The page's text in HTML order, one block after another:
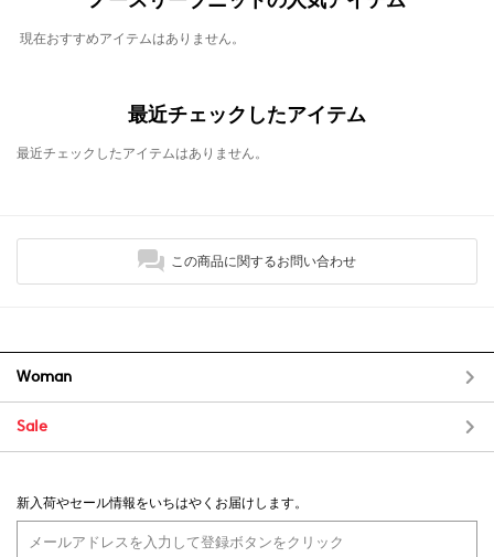
現在おすすめアイテムはありません。
最近チェックしたアイテム
最近チェックしたアイテムはありません。
この商品に関するお問い合わせ
Woman
Sale
新入荷やセール情報をいちはやくお届けします。